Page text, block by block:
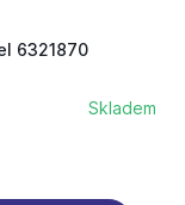
6321870
Skladem